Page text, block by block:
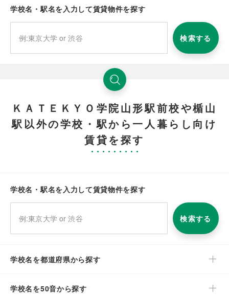
学校名・駅名を入力して賃貸物件を探す
検索する
ＫＡＴＥＫＹＯ学院山形駅前校や楯山
駅以外の学校・駅から一人暮らし向け
賃貸を探す
学校名・駅名を入力して賃貸物件を探す
検索する
学校名を都道府県から探す
学校名を50音から探す